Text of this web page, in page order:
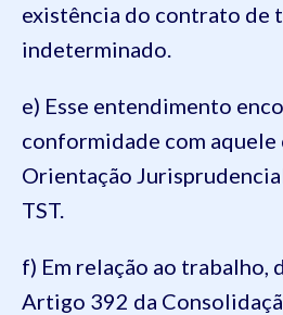
existência do contrato de
indeterminado.
e) Esse entendimento
conformidade com aquele
Orientação
TST.
f) Em relação ao trabalho,
Artigo 392 da